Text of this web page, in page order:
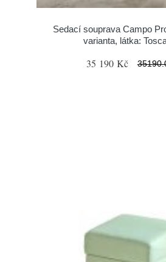
Sedací souprava Campo
varianta, látka:
35 190 Kč